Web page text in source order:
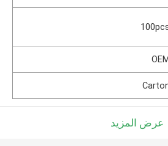
عرض المزيد